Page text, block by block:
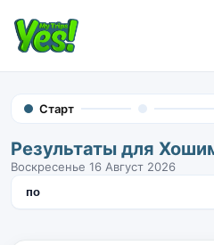
Старт
Результаты для
Воскресенье 16 Август 2026
Сортировать результаты